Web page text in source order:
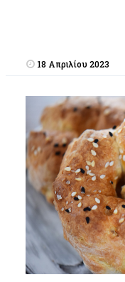
18 Απριλίου 2023